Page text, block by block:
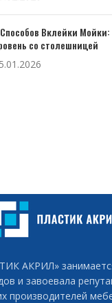
Вклейки
со столешницей
АКРИЛ»
и завоевала
производителей